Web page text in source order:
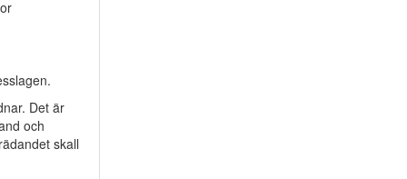
Det är
och
skall